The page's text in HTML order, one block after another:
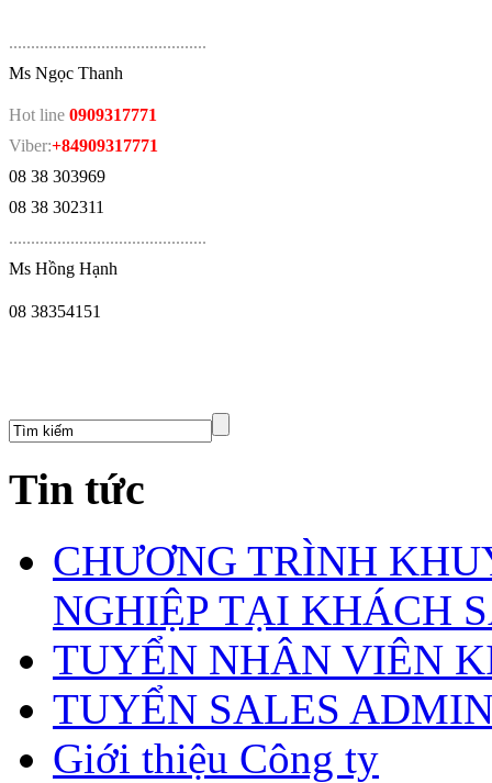
.............................................
Ms Ngọc Thanh
Hot line 0909317771
Viber:+84909317771
08 38 303969
08 38 302311
.............................................
Ms Hồng Hạnh
08 38354151
Tin tức
CHƯƠNG TRÌNH
NGHIỆP TẠI KHÁCH
TUYỂN NHÂN VIÊN
TUYỂN SALES
Giới thiệu Công ty